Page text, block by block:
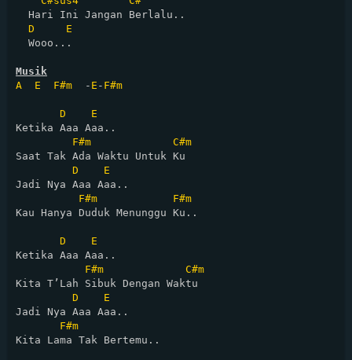
  Hari Ini Jangan Berlalu..
D
E
  Wooo...
Musik
A
E F#m
  -
E - F#m
D
E
Ketika Aaa Aaa..
F#m
C#m
Saat Tak Ada Waktu Untuk Ku
D
E
Jadi Nya Aaa Aaa..
F#m
F#m
Kau Hanya Duduk Menunggu Ku..
D
E
Ketika Aaa Aaa..
F#m
C#m
Kita T’Lah Sibuk Dengan Waktu
D
E
Jadi Nya Aaa Aaa..
F#m
Kita Lama Tak Bertemu..